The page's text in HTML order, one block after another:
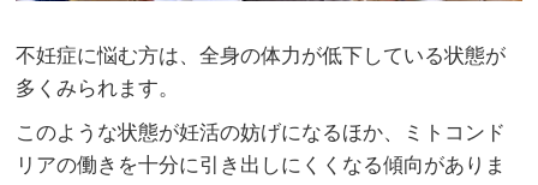
不妊症に悩む方は、全身の体力が低下している状態が
多くみられます。
このような状態が妊活の妨げになるほか、ミトコンド
リアの働きを十分に引き出しにくくなる傾向がありま